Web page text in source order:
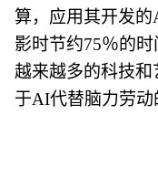
算，应用其开发
影时节约75％的时
越来越多的科技
于AI代替脑力劳动